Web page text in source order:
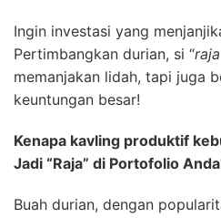
Ingin investasi yang
Pertimbangkan durian, si “
memanjakan lidah, tapi juga
keuntungan besar!
Kenapa kavling produktif
Jadi “Raja” di Portofolio
Buah durian, dengan